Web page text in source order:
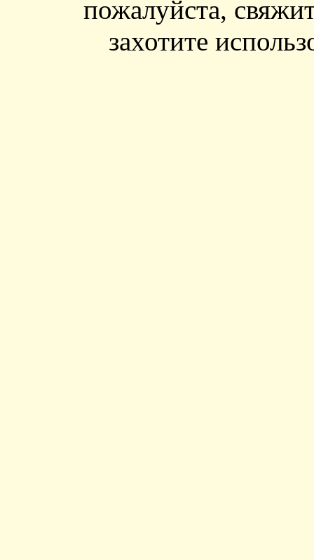
пожалуйста,
захотите